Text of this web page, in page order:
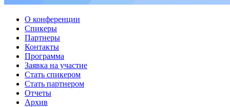
О конференции
Спикеры
Партнеры
Контакты
Программа
Заявка на участие
Стать спикером
Стать партнером
Отчеты
Архив